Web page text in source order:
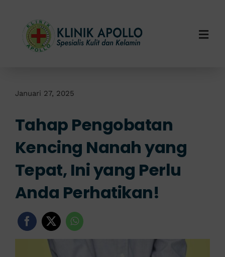
content
Layanan Kami
Info Klinik
Hubungi Kami
Januari 27, 2025
Tahap Pengobatan
Kencing Nanah yang
Tepat, Ini yang Perlu
Anda Perhatikan!